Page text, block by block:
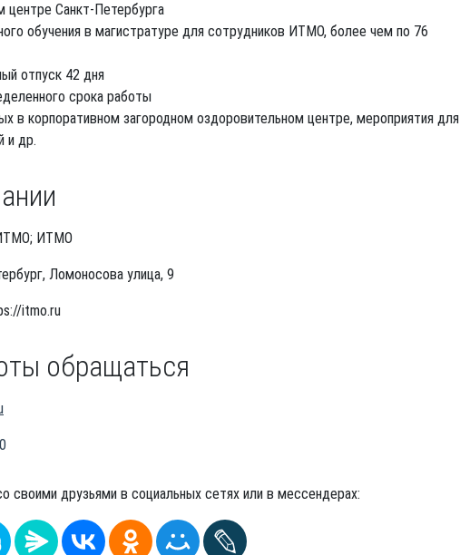
центре Санкт-Петербурга
обучения в магистратуре для сотрудников ИТМО, более чем по 76
отпуск 42 дня
срока работы
в корпоративном загородном оздоровительном центре, мероприятия для
и др.
ИТМО
Ломоносова улица, 9
itmo.ru
обращаться
своими друзьями в социальных сетях или в мессендерах: